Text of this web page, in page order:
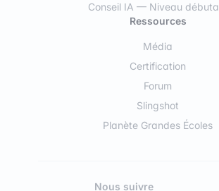
Conseil IA — Niveau
Ressources
Média
Certification
Forum
Slingshot
Planète Grandes Écoles
Nous suivre